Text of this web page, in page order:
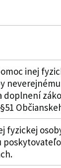
inej
doplnení
fyzickej